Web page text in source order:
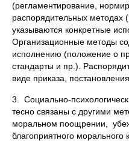
(регламентирование,
распорядительных методах
указываются конкретные
Организационные методы
исполнению (положение о
стандарты и пр.).
виде приказа,
3. Социально-
тесно связаны с другими
моральном поощрении,
благоприятного морального